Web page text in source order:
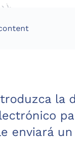
la
enviará